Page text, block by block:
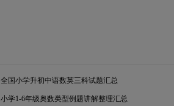
全国小学升初中语数英三科试题汇总
小学1-6年级奥数类型例题讲解整理汇总